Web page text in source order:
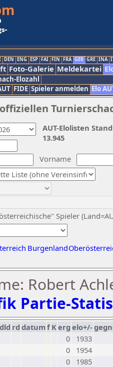
DEN ENG ESP FAI FIN FRA GER GRE INA
Foto-Galerie Meldekartei
Elozahl
FIDE Spieler anmelden Elo
Vorname
Spieler
Burgenland
AUT-Elolisten
13.945
Robert
Partie-
rd datumf Kerg elo+/-
0
1933
0
1954
0
1985